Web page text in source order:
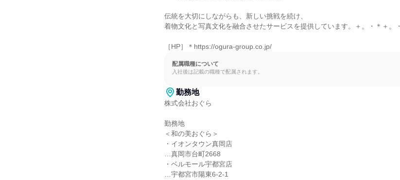
伝統を大切にしながらも、新しい挑戦を続け、
着物文化と写真文化を融合させたサービスを提供しています。＋。・＊＋。・
［HP］＊https://ogura-group.co.jp/
配属職種について
入社後は記載の職種で配属されます。
勤務地
株式会社おぐら
勤務地
＜和の美おぐら＞
・イオンタウン真岡店
…真岡市台町2668
・ベルモール宇都宮店
…宇都宮市陽東6-2-1